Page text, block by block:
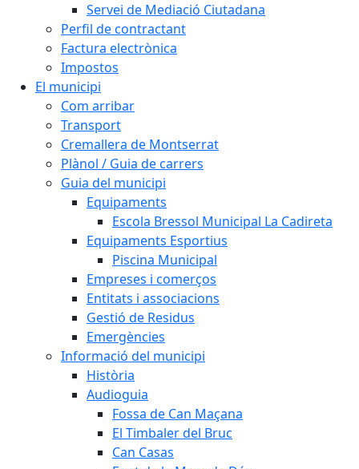
Servei de Mediació Ciutadana
Perfil de contractant
Factura electrònica
Impostos
El municipi
Com arribar
Transport
Cremallera de Montserrat
Plànol / Guia de carrers
Guia del municipi
Equipaments
Escola Bressol Municipal La Cadireta
Equipaments Esportius
Piscina Municipal
Empreses i comerços
Entitats i associacions
Gestió de Residus
Emergències
Informació del municipi
Història
Audioguia
Fossa de Can Maçana
El Timbaler del Bruc
Can Casas